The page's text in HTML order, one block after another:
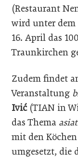
(Restaurant
wird unter
16. April das
Traunkirchen
Zudem findet
Veranstaltung
Ivić(TIAN in
das Thema
mit den
umgesetzt, die